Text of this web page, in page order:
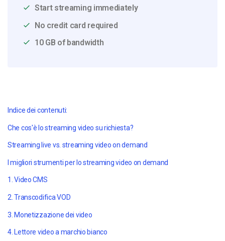
Start streaming immediately
No credit card required
10 GB of bandwidth
Indice dei contenuti:
Che cos'è lo streaming video su richiesta?
Streaming live vs. streaming video on demand
I migliori strumenti per lo streaming video on demand
1. Video CMS
2. Transcodifica VOD
3. Monetizzazione dei video
4. Lettore video a marchio bianco